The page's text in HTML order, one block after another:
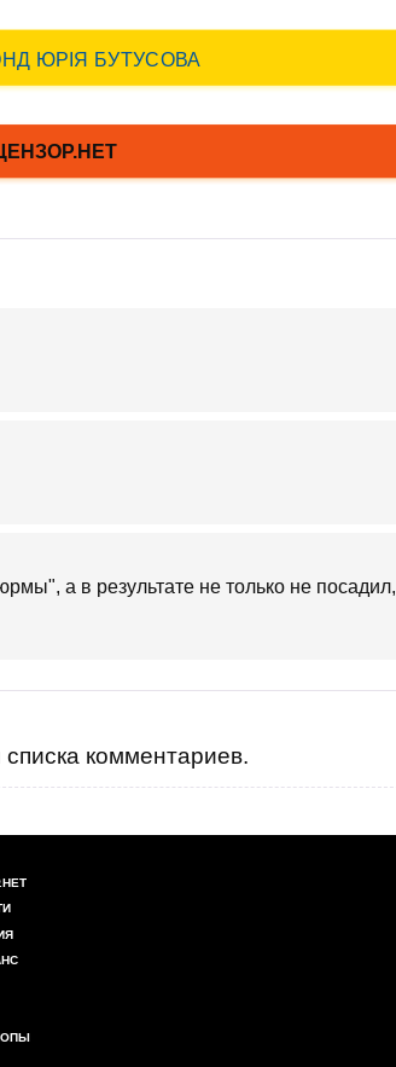
а в результате не только не посадил,
комментариев.